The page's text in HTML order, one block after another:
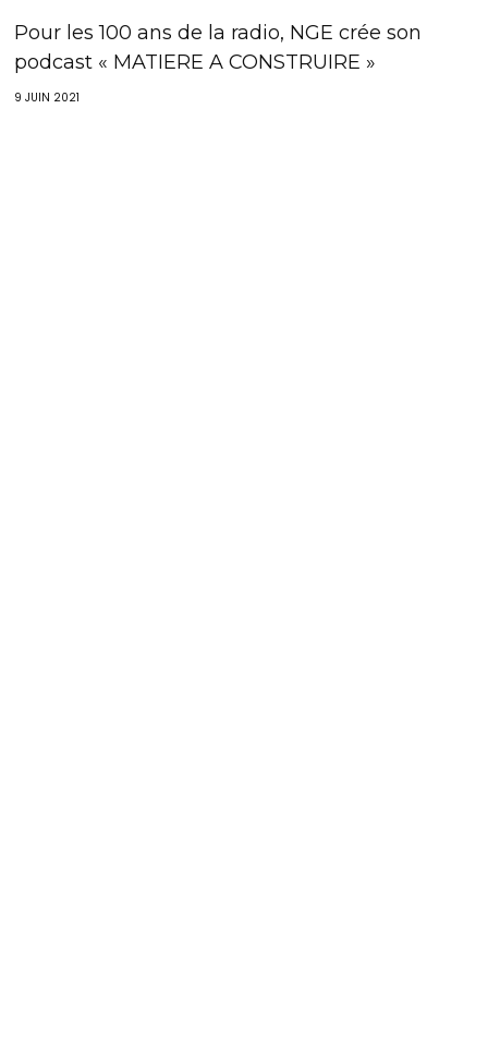
Pour les 100 ans de la radio, NGE crée son
podcast « MATIERE A CONSTRUIRE »
9 JUIN 2021